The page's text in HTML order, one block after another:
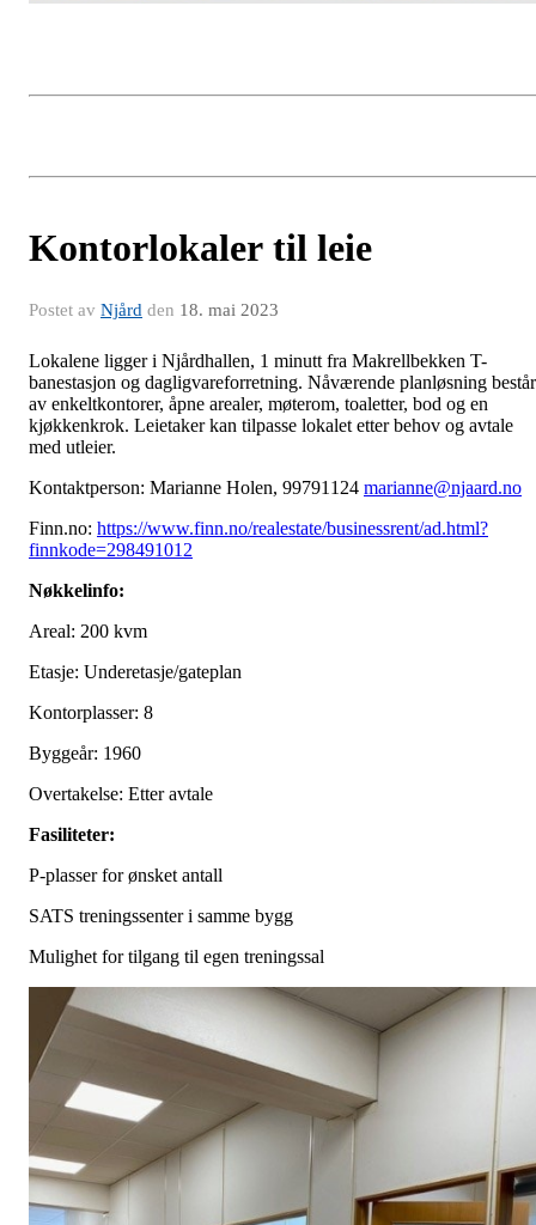
Kontorlokaler til leie
Postet av Njård den 18. mai 2023
Lokalene ligger i Njårdhallen, 1 minutt fra Makrellbekken T-
banestasjon og dagligvareforretning. Nåværende planløsning består
av enkeltkontorer, åpne arealer, møterom, toaletter, bod og en
kjøkkenkrok. Leietaker kan tilpasse lokalet etter behov og avtale
med utleier.
Kontaktperson: Marianne Holen, 99791124 marianne@njaard.no
Finn.no: https://www.finn.no/realestate/businessrent/ad.html?
finnkode=298491012
Nøkkelinfo:
Areal: 200 kvm
Etasje: Underetasje/gateplan
Kontorplasser: 8
Byggeår: 1960
Overtakelse: Etter avtale
Fasiliteter:
P-plasser for ønsket antall
SATS treningssenter i samme bygg
Mulighet for tilgang til egen treningssal